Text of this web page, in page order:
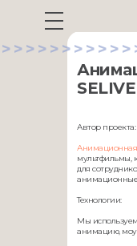
Автор
Анимационная
мультфильмы,
для
анимационные
Технологии:
Мы
анимацию,